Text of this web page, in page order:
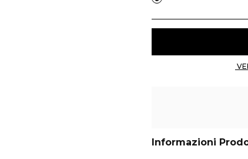
Informazioni